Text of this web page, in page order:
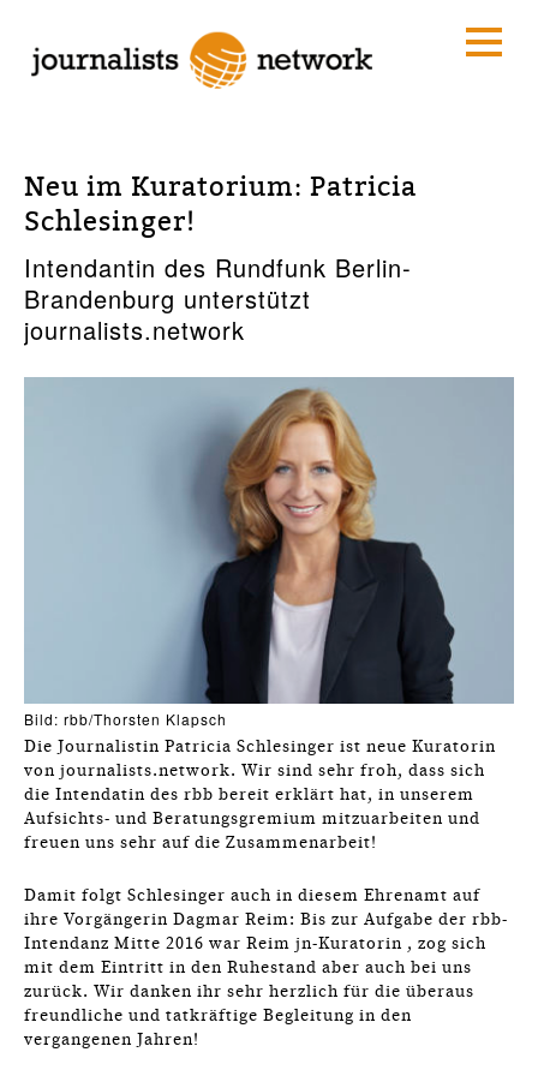
Neu im Kuratorium: Patricia
Schlesinger!
Intendantin des Rundfunk Berlin-
Brandenburg unterstützt
journalists.network
Bild: rbb/Thorsten Klapsch
Die Journalistin Patricia Schlesinger ist neue Kuratorin
von journalists.network. Wir sind sehr froh, dass sich
die Intendatin des rbb bereit erklärt hat, in unserem
Aufsichts- und Beratungsgremium mitzuarbeiten und
freuen uns sehr auf die Zusammenarbeit!
Damit folgt Schlesinger auch in diesem Ehrenamt auf
ihre Vorgängerin Dagmar Reim: Bis zur Aufgabe der rbb-
Intendanz Mitte 2016 war Reim jn-Kuratorin , zog sich
mit dem Eintritt in den Ruhestand aber auch bei uns
zurück. Wir danken ihr sehr herzlich für die überaus
freundliche und tatkräftige Begleitung in den
vergangenen Jahren!